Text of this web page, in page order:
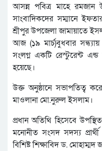
আসন্ন পবিত্র মাহে রমজান
সাংবাদিকদের সম্মানে
শ্রীপুর উপজেলা জামায়াতে
আজ (১৯ মার্চ)বুধবার
সংলগ্ন একটি রেস্টুরেন্ট
হয়েছে।
উক্ত অনুষ্ঠানে সভাপতিত্ব
মাওলানা মো.নুরুল ইসলাম।
প্রধান অতিথি হিসেবে
মনোনীত সংসদ সদস্য
বিশিষ্ট শিক্ষাবিদ ড.